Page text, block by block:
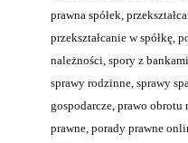
prawna spółek,
przekształcanie w spółkę,
należności, spory z
sprawy rodzinne, sprawy
gospodarcze, prawo
prawne, porady prawne